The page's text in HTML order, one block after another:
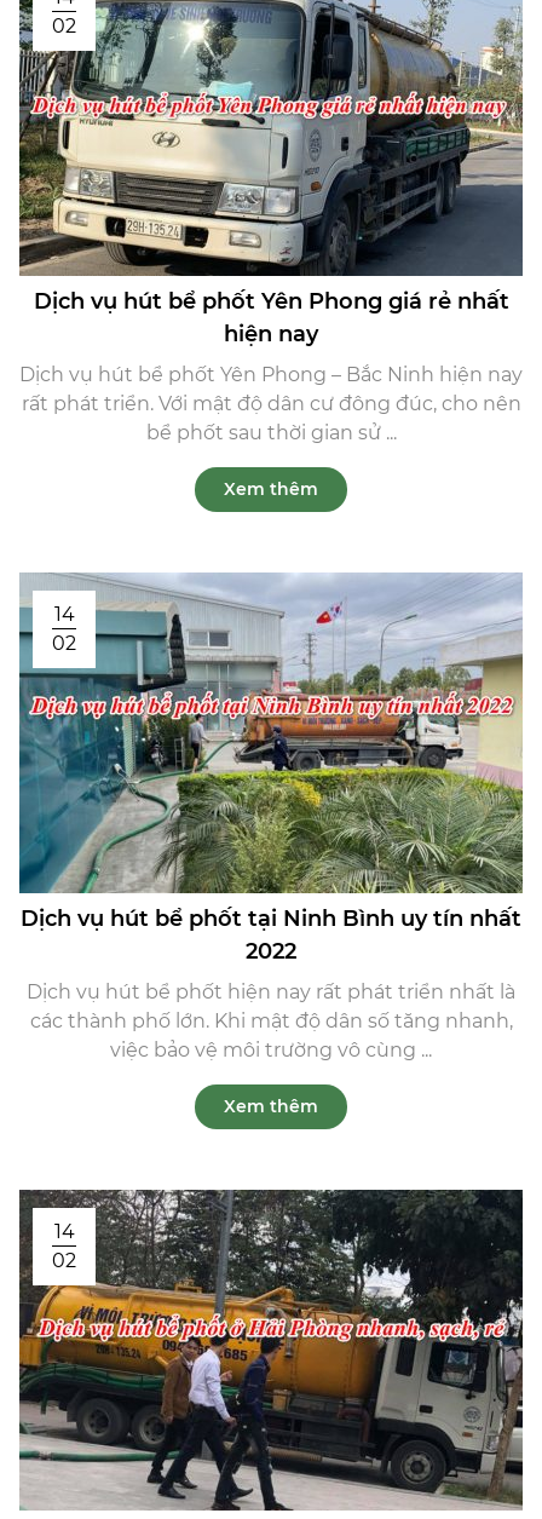
02
Dịch vụ hút bể phốt Yên Phong giá rẻ nhất
hiện nay
Dịch vụ hút bể phốt Yên Phong – Bắc Ninh hiện nay
rất phát triển. Với mật độ dân cư đông đúc, cho nên
bể phốt sau thời gian sử ...
Xem thêm
14
02
Dịch vụ hút bể phốt tại Ninh Bình uy tín nhất
2022
Dịch vụ hút bể phốt hiện nay rất phát triển nhất là
các thành phố lớn. Khi mật độ dân số tăng nhanh,
việc bảo vệ môi trường vô cùng ...
Xem thêm
14
02